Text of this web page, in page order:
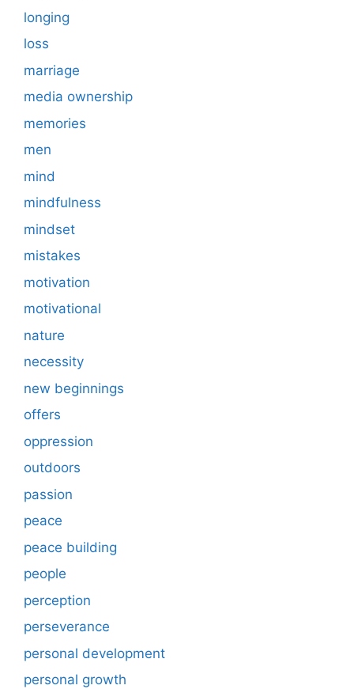
longing
loss
marriage
media ownership
memories
men
mind
mindfulness
mindset
mistakes
motivation
motivational
nature
necessity
new beginnings
offers
oppression
outdoors
passion
peace
peace building
people
perception
perseverance
personal development
personal growth